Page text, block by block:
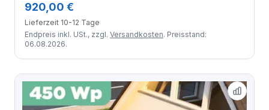
Reihen quer / 4 Module
920,00 €
Lieferzeit 10-12 Tage
Endpreis inkl. USt., zzgl. Versandkosten. Preisstand:
06.08.2026.